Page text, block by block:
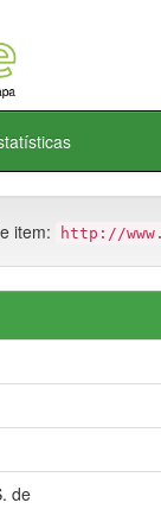
item: http://
de